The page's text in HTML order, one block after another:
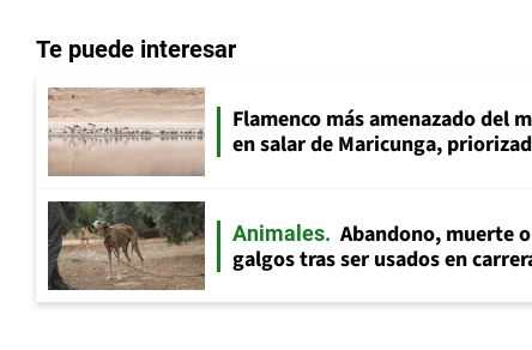
Te puede interesar
Flamenco más amenazado del
en salar de Maricunga,
Animales
Abandono, muerte
galgos tras ser usados en